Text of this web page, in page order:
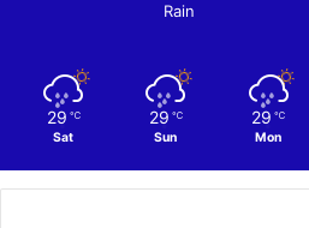
Rain
29 ℃
Sat
29 ℃
Sun
29 ℃
Mon